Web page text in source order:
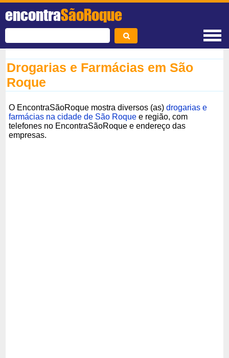
encontraSãoRoque
Drogarias e Farmácias em São
Roque
O EncontraSãoRoque mostra diversos (as)drogarias e
farmácias na cidade de São Roque e região, com
telefones no EncontraSãoRoque e endereço das
empresas.